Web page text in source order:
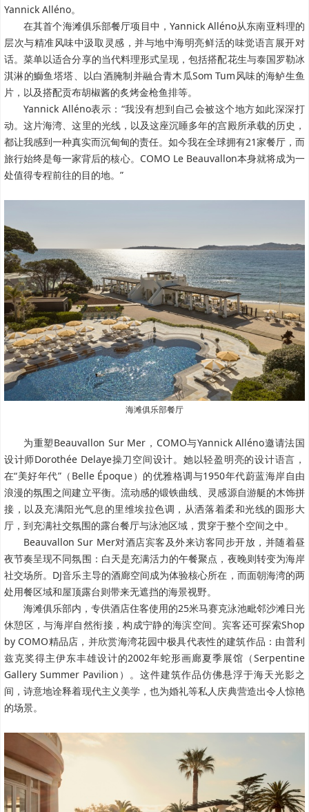
Yannick Alléno。
在其首个海滩俱乐部餐厅项目中，Yannick Alléno从东南亚料理的
层次与精准风味中汲取灵感，并与地中海明亮鲜活的味觉语言展开对
话。菜单以适合分享的当代料理形式呈现，包括搭配花生与泰国罗勒冰
淇淋的鰤鱼塔塔、以白酒腌制并融合青木瓜Som Tum风味的海鲈生鱼
片，以及搭配贡布胡椒酱的炙烤金枪鱼排等。
Yannick Alléno表示：“我没有想到自己会被这个地方如此深深打
动。这片海湾、这里的光线，以及这座沉睡多年的宫殿所承载的历史，
都让我感到一种真实而沉甸甸的责任。如今我在全球拥有21家餐厅，而
旅行始终是每一家背后的核心。COMO Le Beauvallon本身就将成为一
处值得专程前往的目的地。”
海滩俱乐部餐厅
为重塑Beauvallon Sur Mer，COMO与Yannick Alléno邀请法国
设计师Dorothée Delaye操刀空间设计。她以轻盈明亮的设计语言，
在“美好年代”（Belle Époque）的优雅格调与1950年代蔚蓝海岸自由
浪漫的氛围之间建立平衡。流动感的锻铁曲线、灵感源自游艇的木饰拼
接，以及充满阳光气息的里维埃拉色调，从洒落着柔和光线的圆形大
厅，到充满社交氛围的露台餐厅与泳池区域，贯穿于整个空间之中。
Beauvallon Sur Mer对酒店宾客及外来访客同步开放，并随着昼
夜节奏呈现不同氛围：白天是充满活力的午餐聚点，夜晚则转变为海岸
社交场所。DJ音乐主导的酒廊空间成为体验核心所在，而面朝海湾的两
处用餐区域和屋顶露台则带来无遮挡的海景视野。
海滩俱乐部内，专供酒店住客使用的25米马赛克泳池毗邻沙滩日光
休憩区，与海岸自然衔接，构成宁静的海滨空间。宾客还可探索Shop
by COMO精品店，并欣赏海湾花园中极具代表性的建筑作品：由普利
兹克奖得主伊东丰雄设计的2002年蛇形画廊夏季展馆（Serpentine
Gallery Summer Pavilion）。这件建筑作品仿佛悬浮于海天光影之
间，诗意地诠释着现代主义美学，也为婚礼等私人庆典营造出令人惊艳
的场景。